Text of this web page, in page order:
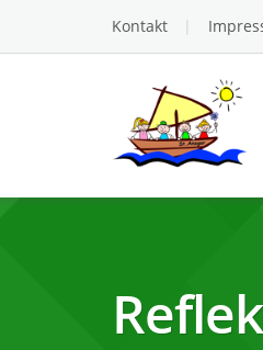
content
Kontakt